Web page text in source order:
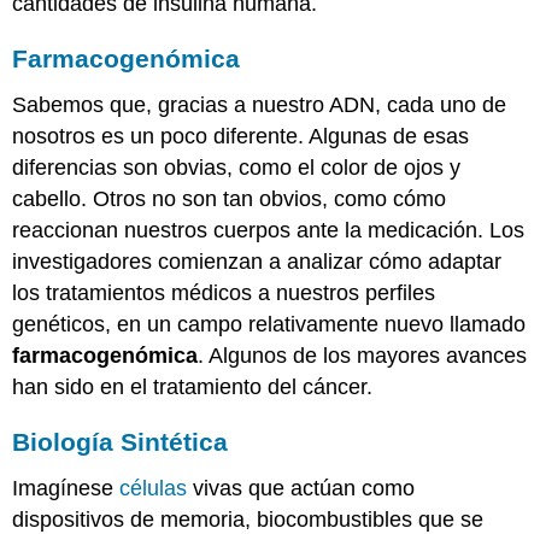
Farmacogenómica
Sabemos que, gracias a nuestro ADN, cada uno de
nosotros es un poco diferente. Algunas de esas
diferencias son obvias, como el color de ojos y
cabello. Otros no son tan obvios, como cómo
reaccionan nuestros cuerpos ante la medicación. Los
investigadores comienzan a analizar cómo adaptar
los tratamientos médicos a nuestros perfiles
genéticos, en un campo relativamente nuevo llamado
farmacogenómica. Algunos de los mayores avances
han sido en el tratamiento del cáncer.
Biología Sintética
Imagínesecélulas vivas que actúan como
dispositivos de memoria, biocombustibles que se